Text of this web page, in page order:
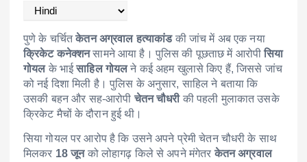
पुणे के चर्चितकेतन अग्रवाल हत्याकांडकी जांच में अब एक नया
क्रिकेट कनेक्शनसामने आया है। पुलिस की पूछताछ में आरोपीसिया
गोयलके भाईसाहिल गोयलने कई अहम खुलासे किए हैं, जिससे जांच
को नई दिशा मिली है। पुलिस के अनुसार, साहिल ने बताया कि
उसकी बहन और सह-आरोपीचेतन चौधरीकी पहली मुलाकात उसके
क्रिकेट मैचों के दौरान हुई थी।
सिया गोयल पर आरोप है कि उसने अपने प्रेमी चेतन चौधरी के साथ
मिलकर 18 जूनको लोहागढ़ किले से अपने मंगेतरकेतन अग्रवाल